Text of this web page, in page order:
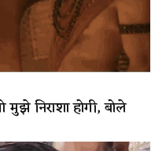
मुझे निराशा होगी, बोले